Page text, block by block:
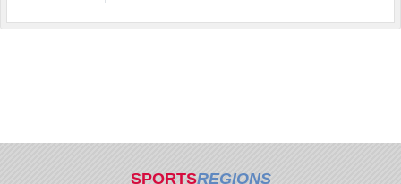
SPORTSREGIONS